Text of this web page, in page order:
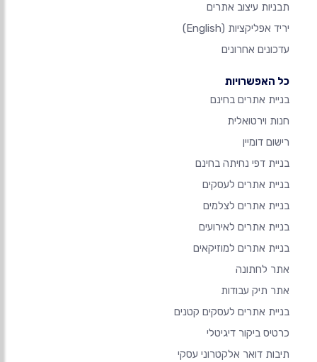
תבניות עיצוב אתרים
יריד אפליקציות (English)
עדכונים אחרונים
כל האפשרויות
בניית אתרים בחינם
חנות וירטואלית
רישום דומיין
בניית דפי נחיתה בחינם
בניית אתרים לעסקים
בניית אתרים לצלמים
בניית אתרים לאירועים
בניית אתרים למוזיקאים
אתר לחתונה
אתר תיק עבודות
בניית אתרים לעסקים קטנים
כרטיס ביקור דיגיטלי
תיבות דואר אלקטרוני עסקי